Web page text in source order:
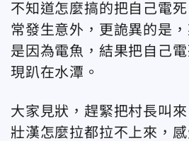
不知道怎麼搞的把自己電
常發生意外，更詭異的是
是因為電魚，結果把自己
現趴在水潭。
大家見狀，趕緊把村長叫
壯漢怎麼拉都拉不上來，